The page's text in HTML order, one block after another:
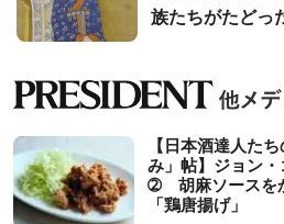
族たちがたどっ
【日本酒達人た
み」帖】ジョン
➁ 胡麻ソースを
「鶏唐揚げ」